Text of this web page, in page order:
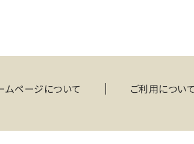
ムページについて ご利用について